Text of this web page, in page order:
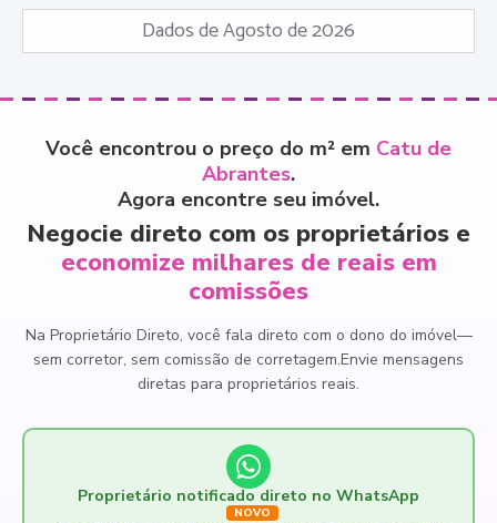
Dados de Agosto de 2026
Você encontrou o preço do m² em Catu de
Abrantes.
Agora encontre seu imóvel.
Negocie direto com os proprietários e
economize milhares de reais em
comissões
Na Proprietário Direto, você fala direto com o dono do imóvel—
sem corretor, sem comissão de corretagem.Envie mensagens
diretas para proprietários reais.
Proprietário notificado direto no WhatsApp
NOVO